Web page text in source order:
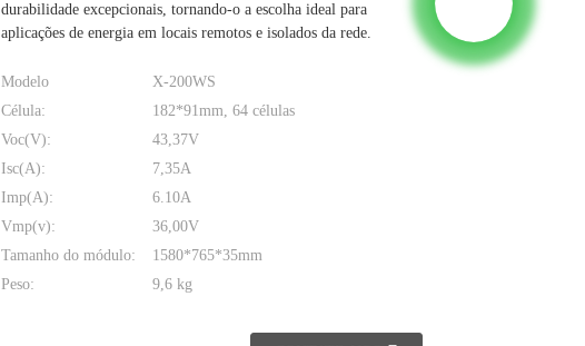
durabilidade excepcionais, tornando-o a escolha ideal para
aplicações de energia em locais remotos e isolados da rede.
Modelo
X-200WS
Célula:
182*91mm, 64 células
Voc(V):
43,37V
Isc(A):
7,35A
Imp(A):
6.10A
Vmp(v):
36,00V
Tamanho do módulo:
1580*765*35mm
Peso:
9,6 kg